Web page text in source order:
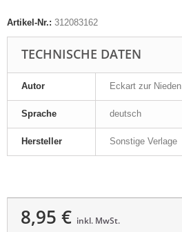
Artikel-Nr.: 312083162
TECHNISCHE DATEN
Autor Eckart zur Nieden
Sprache deutsch
Hersteller Sonstige Verlage
8,95 € inkl. MwSt.